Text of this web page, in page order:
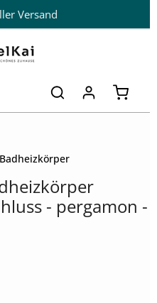
Versand
Umtausch
Badheizkörper
- pergamon -